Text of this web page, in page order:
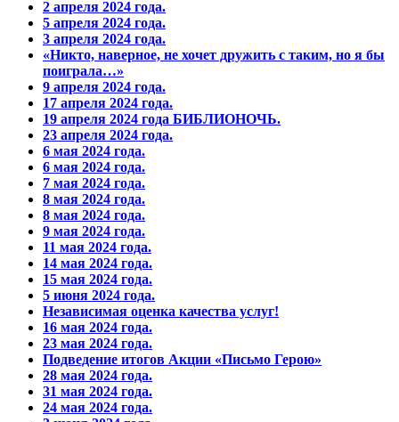
2 апреля 2024 года.
5 апреля 2024 года.
3 апреля 2024 года.
«Никто, наверное, не хочет дружить с таким, но я бы
поиграла…»
9 апреля 2024 года.
17 апреля 2024 года.
19 апреля 2024 года БИБЛИОНОЧЬ.
23 апреля 2024 года.
6 мая 2024 года.
6 мая 2024 года.
7 мая 2024 года.
8 мая 2024 года.
8 мая 2024 года.
9 мая 2024 года.
11 мая 2024 года.
14 мая 2024 года.
15 мая 2024 года.
5 июня 2024 года.
Независимая оценка качества услуг!
16 мая 2024 года.
23 мая 2024 года.
Подведение итогов Акции «Письмо Герою»
28 мая 2024 года.
31 мая 2024 года.
24 мая 2024 года.